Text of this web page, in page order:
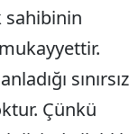
sahibinin
sınırsız
Çünkü